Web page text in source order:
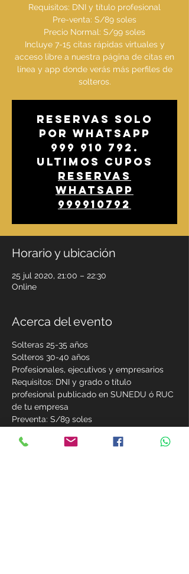
Requisitos: DNI y título profesional
Pre-venta: S/89 soles
Precio Normal: S/99 soles
Incluye 7-15 citas rápidas virtuales y
acceso libre a nuestra página de citas en
línea y app donde verás más perfiles de
solteros.
Reservas solo
por whatsapp
999 910 792.
Ultimos cupos
Reservas
whatsapp
999910792
Horario y ubicación
25 jul 2020, 21:00 – 22:30
Online
Acerca del evento
Solteras 25-35 años
Solteros 30-40 años
Profesionales, ejecutivos y empresarios
Requisitos: DNI y grado o título
profesional publicado en SUNEDU ó RUC
de tu empresa
Preventa: S/89 soles